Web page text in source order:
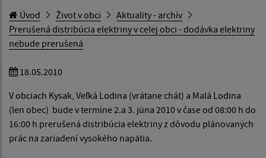
Úvod Život v obci
Aktuality - archív
Prerušená distribúcia elektriny v celej obci - dodávka elektriny
nebude prerušená
18.05.2010
V obciach Kysak, Veľká Lodina (vrátane chát) a Malá Lodina
(len obec) bude v termíne 2.a 3. júna 2010 v čase od 08:00 h do
16:00 h prerušená distribúcia elektriny z dôvodu plánovaných
prác na zariadení vysokého napätia.